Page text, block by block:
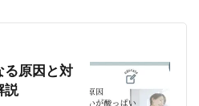
る原因と対
説